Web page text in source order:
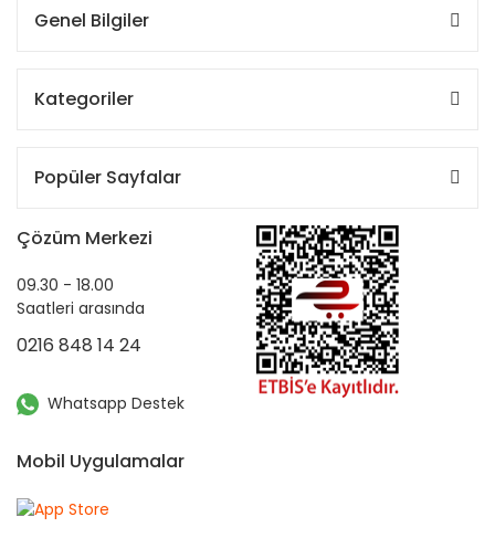
Genel Bilgiler
Kategoriler
Popüler Sayfalar
Çözüm Merkezi
09.30 - 18.00
Saatleri arasında
0216 848 14 24
Whatsapp Destek
Mobil Uygulamalar